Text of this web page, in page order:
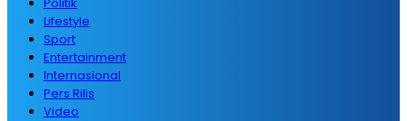
Lifestyle
Sport
Entertainment
Internasional
Pers Rilis
Video